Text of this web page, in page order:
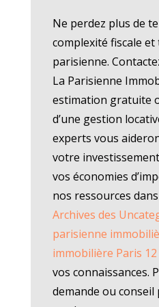
Ne perdez plus de
complexité fiscale
parisienne.
La Parisienne
estimation gratuite
d’une gestion
experts vous
votre
vos économies
nos ressources
Archives des
parisienne
immobilière Paris 12
vos connaissances.
demande ou conseil